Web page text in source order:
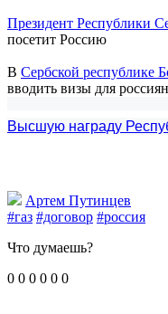
Президент Республики
посетит Россию
В Сербской республике
вводить визы для россиян
Высшую награду
Артем Путинцев
#газ #договор #россия
Что думаешь?
0 0 0 0 0 0